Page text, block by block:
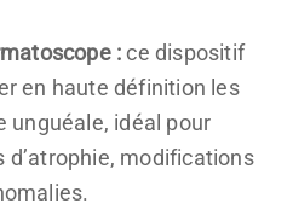
:ce dispositif
en haute définition les
unguéale, idéal pour
d’atrophie, modifications